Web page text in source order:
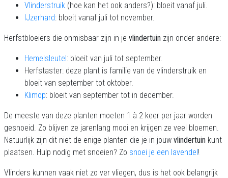
Vlinderstruik (hoe kan het ook anders?): bloeit vanaf juli.
IJzerhard: bloeit vanaf juli tot november.
Herfstbloeiers die onmisbaar zijn in je vlindertuin zijn onder andere:
Hemelsleutel: bloeit van juli tot september.
Herfstaster: deze plant is familie van de vlinderstruik en
bloeit van september tot oktober.
Klimop: bloeit van september tot in december.
De meeste van deze planten moeten 1 à 2 keer per jaar worden
gesnoeid. Zo blijven ze jarenlang mooi en krijgen ze veel bloemen.
Natuurlijk zijn dit niet de enige planten die je in jouw vlindertuin kunt
plaatsen. Hulp nodig met snoeien? Zo snoei je een lavendel!
Vlinders kunnen vaak niet zo ver vliegen, dus is het ook belangrijk